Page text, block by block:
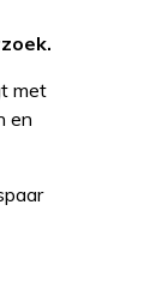
met
en